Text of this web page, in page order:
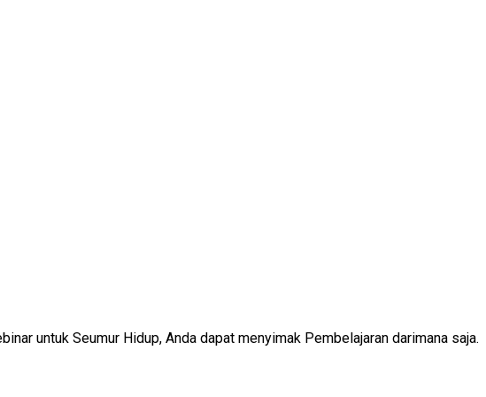
untuk Seumur Hidup, Anda dapat menyimak Pembelajaran darimana saja.